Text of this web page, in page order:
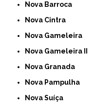
Nova Barroca
Nova Cintra
Nova Gameleira
Nova Gameleira II
Nova Granada
Nova Pampulha
Nova Suíça